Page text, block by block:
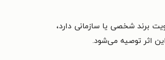
برند شخصی یا سازمانی دارد،
اثر توصیه می‌شود.